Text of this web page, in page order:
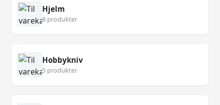
Hjelm
8 produkter
Hobbykniv
5 produkter